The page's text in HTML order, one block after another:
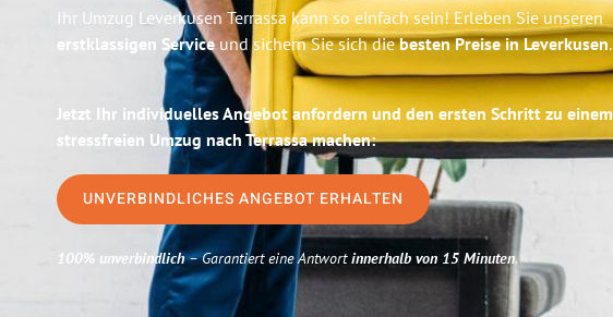
Ihr Umzug Leverkusen Terrassa kann so einfach sein! Erleben Sie unseren
erstklassigen Serviceund sichern Sie sich diebesten Preise in Leverkusen.
Jetzt Ihr individuelles Angebot anfordern und den ersten Schritt zu einem
stressfreien Umzug nach Terrassa machen:
UNVERBINDLICHES ANGEBOT ERHALTEN
100% unverbindlich– Garantiert eine Antwortinnerhalb von 15 Minuten.